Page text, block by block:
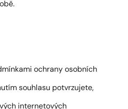
ochrany osobních
souhlasu potvrzujete,
internetových